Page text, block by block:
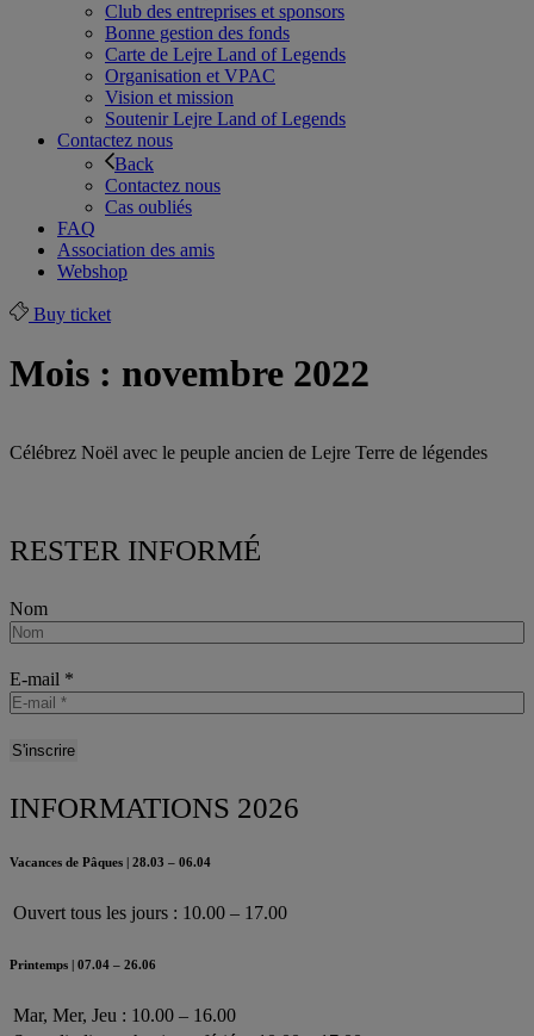
Club des entreprises et sponsors
Bonne gestion des fonds
Carte de Lejre Land of Legends
Organisation et VPAC
Vision et mission
Soutenir Lejre Land of Legends
Contactez nous
Back
Contactez nous
Cas oubliés
FAQ
Association des amis
Webshop
Buy ticket
Mois : novembre 2022
Célébrez Noël avec le peuple ancien de Lejre Terre de légendes
RESTER INFORMÉ
Nom
E-mail *
INFORMATIONS 2026
Vacances de Pâques | 28.03 – 06.04
Ouvert tous les jours : 10.00 – 17.00
Printemps | 07.04 – 26.06
Mar, Mer, Jeu : 10.00 – 16.00